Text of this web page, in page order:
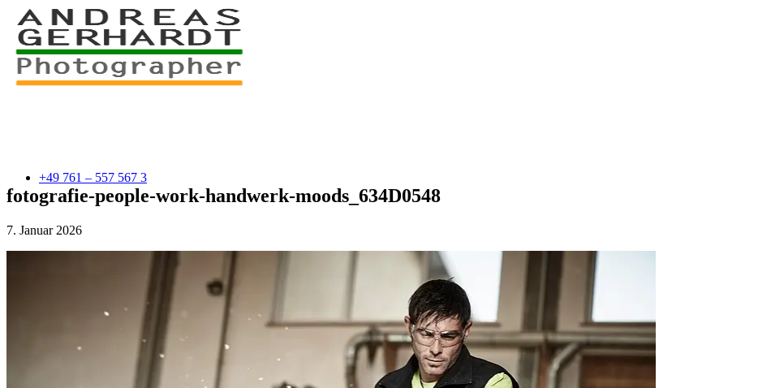
+49 761 – 557 567 3
fotografie-people-work-handwerk-moods_634D0548
7. Januar 2026